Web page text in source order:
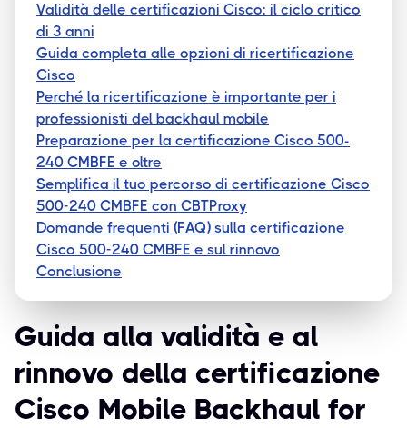
Validità delle certificazioni Cisco: il ciclo critico
di 3 anni
Guida completa alle opzioni di ricertificazione
Cisco
Perché la ricertificazione è importante per i
professionisti del backhaul mobile
Preparazione per la certificazione Cisco 500-
240 CMBFE e oltre
Semplifica il tuo percorso di certificazione Cisco
500-240 CMBFE con CBTProxy
Domande frequenti (FAQ) sulla certificazione
Cisco 500-240 CMBFE e sul rinnovo
Conclusione
Guida alla validità e al
rinnovo della certificazione
Cisco Mobile Backhaul for